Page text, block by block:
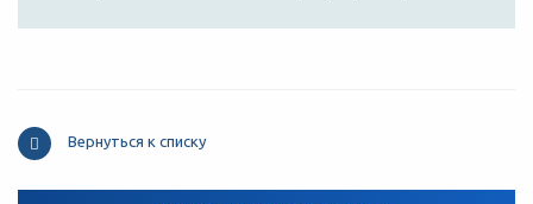
Вернуться к списку